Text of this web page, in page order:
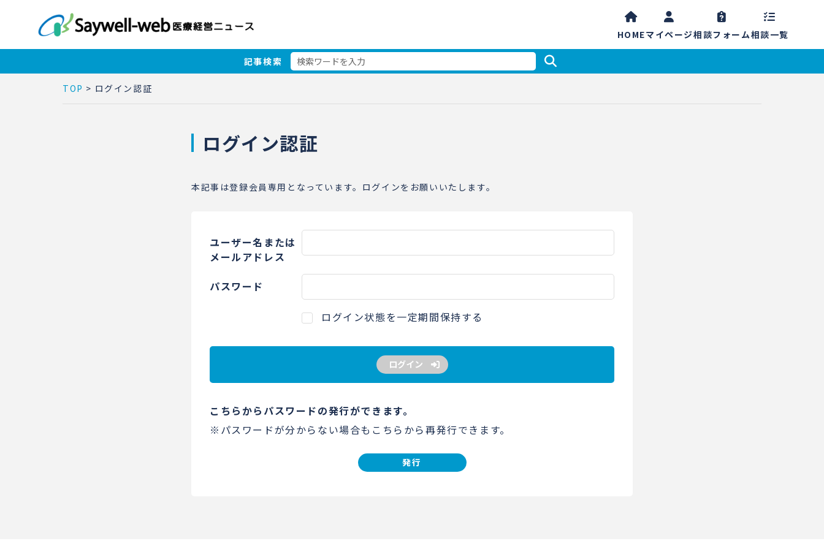
HOMEマイページ相談フォーム相談一覧
記事検索
TOP > ログイン認証
ログイン認証
本記事は登録会員専用となっています。ログインをお願いいたします。
ユーザー名または
メールアドレス
パスワード
ログイン状態を一定期間保持する
ログイン
こちらからパスワードの発行ができます。
※パスワードが分からない場合もこちらから再発行できます。
発行